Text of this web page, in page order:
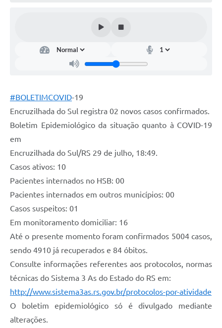
Relação de Medicamentos
Relatório Ouvidoria 2021
Relatório Ouvidoria 2024
Negócios
#BOLETIMCOVID-19
Encruzilhada do Sul registra 02 novos casos confirmados.
Boletim Epidemiológico da situação quanto à COVID-19
em
Encruzilhada do Sul/RS 29 de julho, 18:49.
Casos ativos: 10
Pacientes internados no HSB: 00
Pacientes internados em outros municípios: 00
Casos suspeitos: 01
Em monitoramento domiciliar: 16
Até o presente momento foram confirmados 5004 casos,
sendo 4910 já recuperados e 84 óbitos.
Consulte informações referentes aos protocolos, normas
técnicas do Sistema 3 As do Estado do RS em:
http://www.sistema3as.rs.gov.br/protocolos-por-atividade
O boletim epidemiológico só é divulgado mediante
alterações.